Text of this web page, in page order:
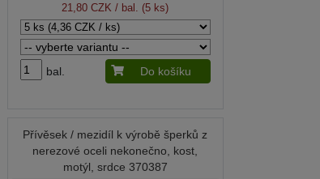
21,80 CZK / bal. (5 ks)
bal. Do košíku
Přívěsek / mezidíl k výrobě šperků z
nerezové oceli nekonečno, kost,
motýl, srdce 370387